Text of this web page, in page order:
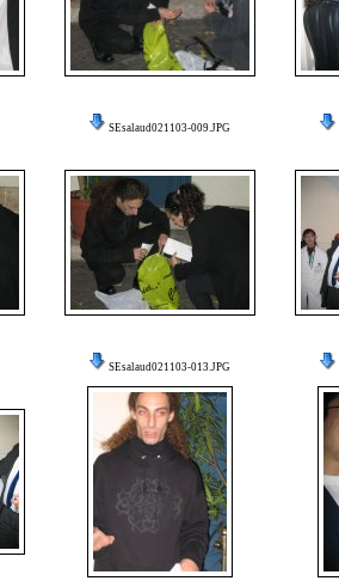
SEsalaud021103-009.JPG
SEsalaud021103-013.JPG